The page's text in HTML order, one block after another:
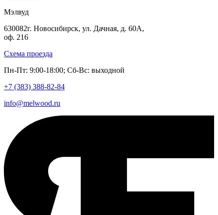
Мэлвуд
630082г. Новосибирск, ул. Дачная, д. 60А,
оф. 216
Схема проезда
Пн-Пт: 9:00-18:00; Сб-Вс: выходной
+7 (383) 388-82-84
info@melwood.ru